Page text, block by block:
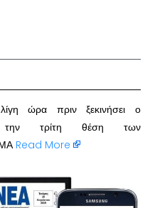
ώρα πριν ξεκινήσει ο
την τρίτη θέση των
Read More